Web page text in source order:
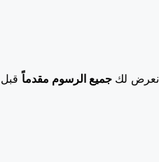
نعرض لك جميع الرسوم مقدماً